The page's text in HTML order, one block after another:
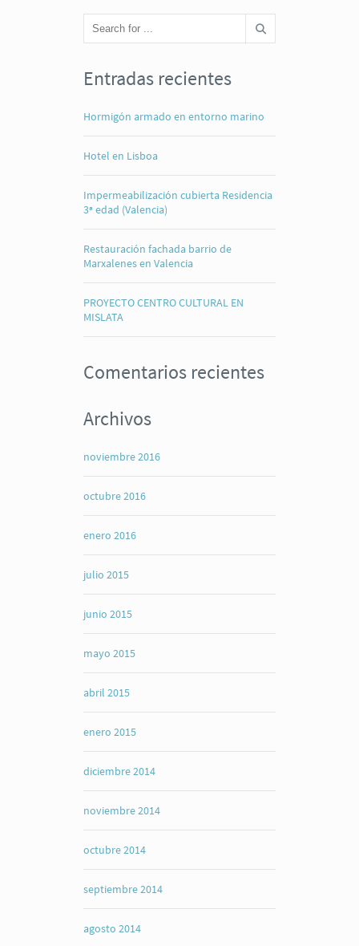
Entradas recientes
Hormigón armado en entorno marino
Hotel en Lisboa
Impermeabilización cubierta Residencia
3ª edad (Valencia)
Restauración fachada barrio de
Marxalenes en Valencia
PROYECTO CENTRO CULTURAL EN
MISLATA
Comentarios recientes
Archivos
noviembre 2016
octubre 2016
enero 2016
julio 2015
junio 2015
mayo 2015
abril 2015
enero 2015
diciembre 2014
noviembre 2014
octubre 2014
septiembre 2014
agosto 2014